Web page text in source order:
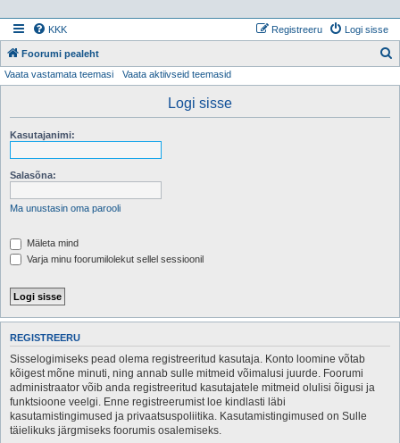
KKK Logi sisse
Registreeru
Foorumi pealeht
Vaata vastamata teemasi Vaata aktiivseid teemasid
Logi sisse
Kasutajanimi:
Salasõna:
Ma unustasin oma parooli
Mäleta mind
Varja minu foorumilolekut sellel sessioonil
REGISTREERU
Sisselogimiseks pead olema registreeritud kasutaja. Konto loomine võtab
kõigest mõne minuti, ning annab sulle mitmeid võimalusi juurde. Foorumi
administraator võib anda registreeritud kasutajatele mitmeid olulisi õigusi ja
funktsioone veelgi. Enne registreerumist loe kindlasti läbi
kasutamistingimused ja privaatsuspoliitika. Kasutamistingimused on Sulle
täielikuks järgmiseks foorumis osalemiseks.